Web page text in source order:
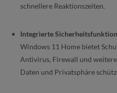
schnellere Reaktionszeiten.
Integrierte
Windows 11 Home bietet
Antivirus, Firewall und
Daten und Privatsphäre